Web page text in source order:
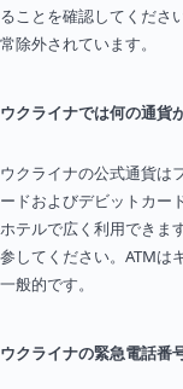
ることを確認してくださ
常除外されています。
ウクライナでは何の通貨
ウクライナの公式通貨は
ードおよびデビットカー
ホテルで広く利用できま
参してください。ATMは
一般的です。
ウクライナの緊急電話番